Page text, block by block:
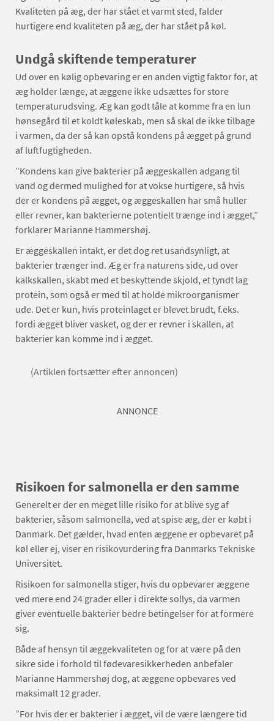
Kvaliteten på æg, der har stået et varmt sted, falder
hurtigere end kvaliteten på æg, der har stået på køl.
Undgå skiftende temperaturer
Ud over en kølig opbevaring er en anden vigtig faktor for, at
æg holder længe, at æggene ikke udsættes for store
temperaturudsving. Æg kan godt tåle at komme fra en lun
hønsegård til et koldt køleskab, men så skal de ikke tilbage
i varmen, da der så kan opstå kondens på ægget på grund
af luftfugtigheden.
”Kondens kan give bakterier på æggeskallen adgang til
vand og dermed mulighed for at vokse hurtigere, så hvis
der er kondens på ægget, og æggeskallen har små huller
eller revner, kan bakterierne potentielt trænge ind i ægget,”
forklarer Marianne Hammershøj.
Er æggeskallen intakt, er det dog ret usandsynligt, at
bakterier trænger ind. Æg er fra naturens side, ud over
kalkskallen, skabt med et beskyttende skjold, et tyndt lag
protein, som også er med til at holde mikroorganismer
ude. Det er kun, hvis proteinlaget er blevet brudt, f.eks.
fordi ægget bliver vasket, og der er revner i skallen, at
bakterier kan komme ind i ægget.
(Artiklen fortsætter efter annoncen)
ANNONCE
Risikoen for salmonella er den samme
Generelt er der en meget lille risiko for at blive syg af
bakterier, såsom salmonella, ved at spise æg, der er købt i
Danmark. Det gælder, hvad enten æggene er opbevaret på
køl eller ej, viser en risikovurdering fra Danmarks Tekniske
Universitet.
Risikoen for salmonella stiger, hvis du opbevarer æggene
ved mere end 24 grader eller i direkte sollys, da varmen
giver eventuelle bakterier bedre betingelser for at formere
sig.
Både af hensyn til æggekvaliteten og for at være på den
sikre side i forhold til fødevaresikkerheden anbefaler
Marianne Hammershøj dog, at æggene opbevares ved
maksimalt 12 grader.
”For hvis der er bakterier i ægget, vil de være længere tid